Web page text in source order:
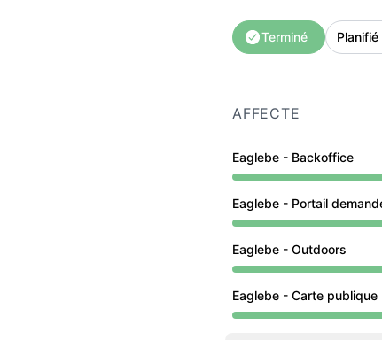
Terminé
AFFECTE
Eaglebe - Backoffice
Maintenance en
Eaglebe - Portail
Maintenance en
Eaglebe - Outdoors
Maintenance en
Eaglebe - Carte publique
Maintenance en